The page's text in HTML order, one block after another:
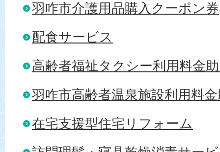
羽咋市介護用品購入クーポン券
配食サービス
高齢者福祉タクシー利用料金
羽咋市高齢者温泉施設利用料
在宅支援型住宅リフォーム